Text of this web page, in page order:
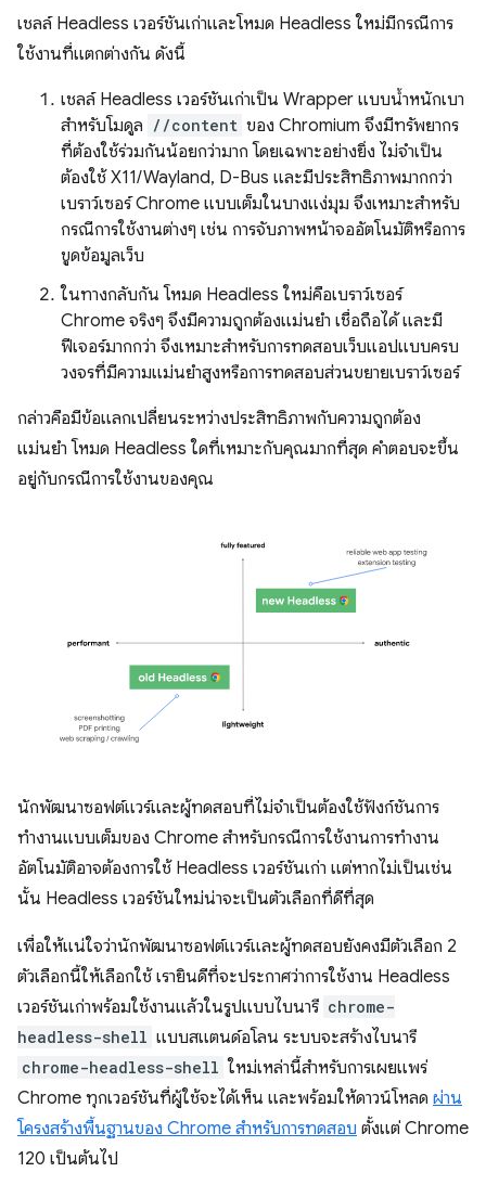
เชลล์ Headless เวอร์ชันเก่าและโหมด Headless ใหม่มีกรณีการ
ใช้งานที่แตกต่างกัน ดังนี้
เชลล์ Headless เวอร์ชันเก่าเป็น Wrapper แบบน้ำหนักเบา
สำหรับโมดูล //content ของ Chromium จึงมีทรัพยากร
ที่ต้องใช้ร่วมกันน้อยกว่ามาก โดยเฉพาะอย่างยิ่ง ไม่จำเป็น
ต้องใช้ X11/Wayland, D-Bus และมีประสิทธิภาพมากกว่า
เบราว์เซอร์ Chrome แบบเต็มในบางแง่มุม จึงเหมาะสำหรับ
กรณีการใช้งานต่างๆ เช่น การจับภาพหน้าจออัตโนมัติหรือการ
ขูดข้อมูลเว็บ
ในทางกลับกัน โหมด Headless ใหม่คือเบราว์เซอร์
Chrome จริงๆ จึงมีความถูกต้องแม่นยำ เชื่อถือได้ และมี
ฟีเจอร์มากกว่า จึงเหมาะสำหรับการทดสอบเว็บแอปแบบครบ
วงจรที่มีความแม่นยำสูงหรือการทดสอบส่วนขยายเบราว์เซอร์
กล่าวคือมีข้อแลกเปลี่ยนระหว่างประสิทธิภาพกับความถูกต้อง
แม่นยำ โหมด Headless ใดที่เหมาะกับคุณมากที่สุด คำตอบจะขึ้น
อยู่กับกรณีการใช้งานของคุณ
นักพัฒนาซอฟต์แวร์และผู้ทดสอบที่ไม่จำเป็นต้องใช้ฟังก์ชันการ
ทำงานแบบเต็มของ Chrome สำหรับกรณีการใช้งานการทำงาน
อัตโนมัติอาจต้องการใช้ Headless เวอร์ชันเก่า แต่หากไม่เป็นเช่น
นั้น Headless เวอร์ชันใหม่น่าจะเป็นตัวเลือกที่ดีที่สุด
เพื่อให้แน่ใจว่านักพัฒนาซอฟต์แวร์และผู้ทดสอบยังคงมีตัวเลือก 2
ตัวเลือกนี้ให้เลือกใช้ เรายินดีที่จะประกาศว่าการใช้งาน Headless
เวอร์ชันเก่าพร้อมใช้งานแล้วในรูปแบบไบนารี chrome-
headless-shell แบบสแตนด์อโลน ระบบจะสร้างไบนารี
chrome-headless-shell ใหม่เหล่านี้สำหรับการเผยแพร่
Chrome ทุกเวอร์ชันที่ผู้ใช้จะได้เห็น และพร้อมให้ดาวน์โหลด ผ่าน
โครงสร้างพื้นฐานของ Chrome สำหรับการทดสอบ ตั้งแต่ Chrome
120 เป็นต้นไป